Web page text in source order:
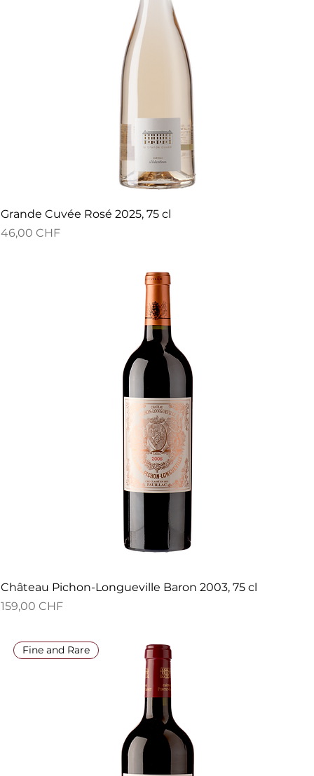
Grande Cuvée Rosé 2025, 75 cl
Preis
46,00 CHF
Château Pichon-Longueville Baron 2003, 75 cl
Preis
159,00 CHF
Fine and Rare